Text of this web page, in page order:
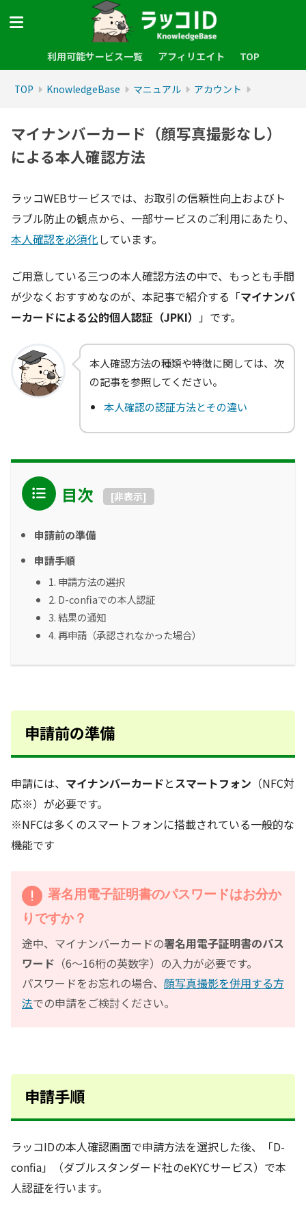
利用可能サービス一覧 アフィリエイト TOP
TOP KnowledgeBase マニュアル アカウント
マイナンバーカード（顔写真撮影なし）
による本人確認方法
ラッコWEBサービスでは、お取引の信頼性向上およびト
ラブル防止の観点から、一部サービスのご利用にあたり、
本人確認を必須化しています。
ご用意している三つの本人確認方法の中で、もっとも手間
が少なくおすすめなのが、本記事で紹介する「マイナンバ
ーカードによる公的個人認証（JPKI）
」です。
本人確認方法の種類や特徴に関しては、次
の記事を参照してください。
本人確認の認証方法とその違い
目次 [非表示]
申請前の準備
申請手順
1. 申請方法の選択
2. D-confiaでの本人認証
3. 結果の通知
4. 再申請（承認されなかった場合）
申請前の準備
申請には、 マイナンバーカードとスマートフォン （NFC対
応※）が必要です。
※NFCは多くのスマートフォンに搭載されている一般的な
機能です
署名用電子証明書のパスワードはお分か
りですか？
途中、マイナンバーカードの署名用電子証明書のパス
ワード （6〜16桁の英数字）の入力が必要です。
パスワードをお忘れの場合、 顔写真撮影を併用する方
法での申請をご検討ください。
申請手順
ラッコIDの本人確認画面で申請方法を選択した後、「D-
confia」（ダブルスタンダード社のeKYCサービス）で本
人認証を行います。